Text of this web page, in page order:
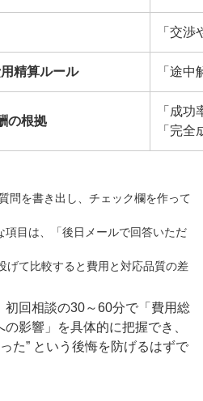
「交
精算ルール 「途
の根拠
「成
「完
問を書き出し、チェック欄を作って
項目は、「後日メールで回答いただ
げて比較すると費用と対応品質の差
初回相談の30～60分で「費用総
影響」を具体的に把握でき、
た” という後悔を防げるはずで